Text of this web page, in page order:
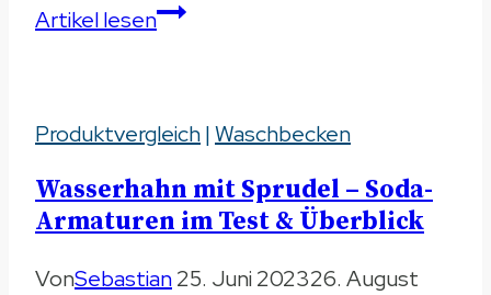
Artikel lesenLuftmatratze
Besten
Modelle
im
Produktvergleich|Waschbecken
Wasserhahn mit Sprudel – Soda-
Armaturen im Test & Überblick
VonSebastian25. Juni 202326. August